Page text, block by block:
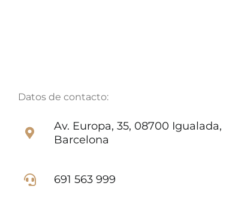
Datos de contacto:
Av. Europa, 35, 08700 Igualada,
Barcelona
691 563 999